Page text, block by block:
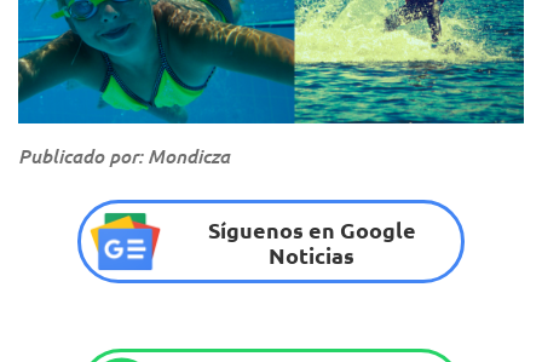
Publicado por: Mondicza
Síguenos en Google
Noticias